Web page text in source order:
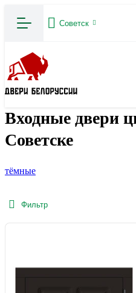
Советск
Входные двери
Советске
тёмные
Фильтр